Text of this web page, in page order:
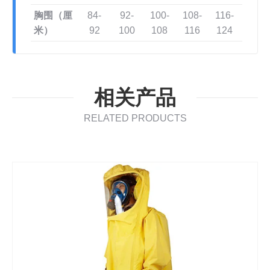
胸围（厘
米）
84-
92
92-
100
100-
108
108-
116
116-
124
相关产品
RELATED PRODUCTS